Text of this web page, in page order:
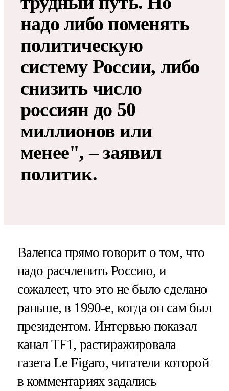
надо либо поменять
политическую
систему России, либо
снизить число
россиян до 50
миллионов или
менее", – заявил
политик.
Валенса прямо говорит о том, что
надо расчленить Россию, и
сожалеет, что это не было сделано
раньше, в 1990-е, когда он сам был
президентом. Интервью показал
канал TF1, растиражировала
газета Le Figaro, читатели которой
в комментариях задались